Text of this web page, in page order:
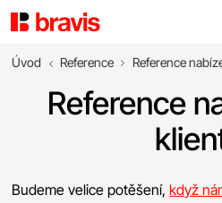
Úvod Reference Reference
Reference
Budeme velice potěšení,když